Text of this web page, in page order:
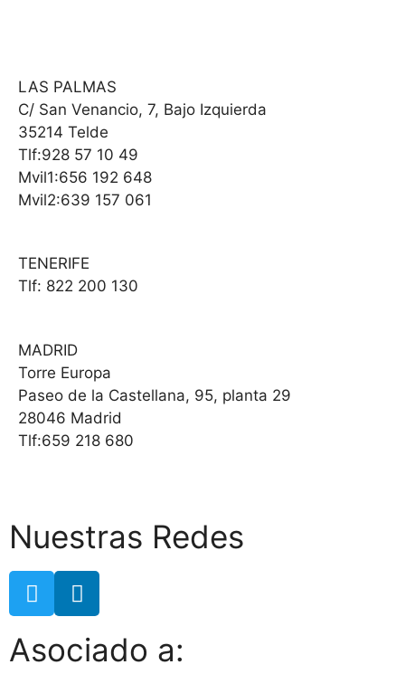
LAS PALMAS
C/ San Venancio, 7, Bajo Izquierda
35214 Telde
Tlf:928 57 10 49
Mvil1:656 192 648
Mvil2:639 157 061
TENERIFE
Tlf: 822 200 130
MADRID
Torre Europa
Paseo de la Castellana, 95, planta 29
28046 Madrid
Tlf:659 218 680
Nuestras Redes
Asociado a: